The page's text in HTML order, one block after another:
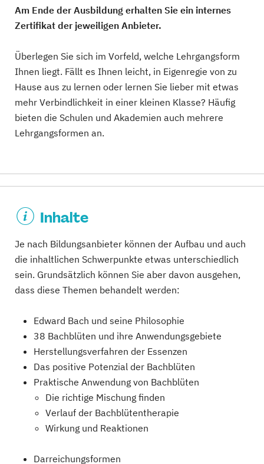
Am Ende der Ausbildung erhalten Sie ein internes
Zertifikat der jeweiligen Anbieter.
Überlegen Sie sich im Vorfeld, welche Lehrgangsform
Ihnen liegt. Fällt es Ihnen leicht, in Eigenregie von zu
Hause aus zu lernen oder lernen Sie lieber mit etwas
mehr Verbindlichkeit in einer kleinen Klasse? Häufig
bieten die Schulen und Akademien auch mehrere
Lehrgangsformen an.
Inhalte
Je nach Bildungsanbieter können der Aufbau und auch
die inhaltlichen Schwerpunkte etwas unterschiedlich
sein. Grundsätzlich können Sie aber davon ausgehen,
dass diese Themen behandelt werden:
Edward Bach und seine Philosophie
38 Bachblüten und ihre Anwendungsgebiete
Herstellungsverfahren der Essenzen
Das positive Potenzial der Bachblüten
Praktische Anwendung von Bachblüten
Die richtige Mischung finden
Verlauf der Bachblütentherapie
Wirkung und Reaktionen
Darreichungsformen